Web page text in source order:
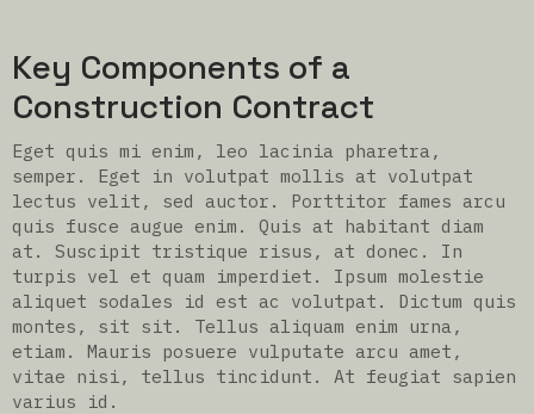
Key Components of a
Construction Contract
Eget quis mi enim, leo lacinia pharetra,
semper. Eget in volutpat mollis at volutpat
lectus velit, sed auctor. Porttitor fames arcu
quis fusce augue enim. Quis at habitant diam
at. Suscipit tristique risus, at donec. In
turpis vel et quam imperdiet. Ipsum molestie
aliquet sodales id est ac volutpat. Dictum quis
montes, sit sit. Tellus aliquam enim urna,
etiam. Mauris posuere vulputate arcu amet,
vitae nisi, tellus tincidunt. At feugiat sapien
varius id.